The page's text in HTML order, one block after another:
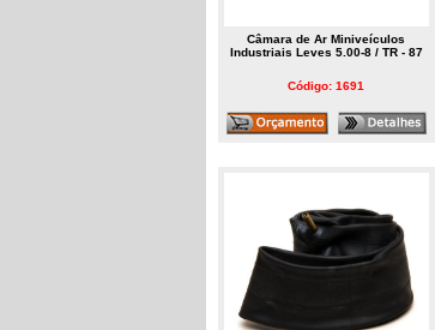
Câmara de Ar Miniveículos
Industriais Leves 5.00-8 / TR - 87
Código: 1691